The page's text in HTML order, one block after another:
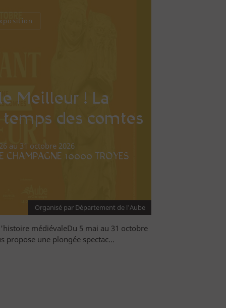
Meilleur ! La
des comtes
au 31 octobre 2026
CHAMPAGNE 10000 TROYES
Organisé par Département de l'Aube
médiévaleDu 5 mai au 31 octobre
propose une plongée spectac...